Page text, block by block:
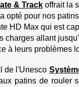
& Track offrait la
opté pour nos
HD Max qui est
charges allant
à leurs problèmes
de l'Unesco
patins de rouler